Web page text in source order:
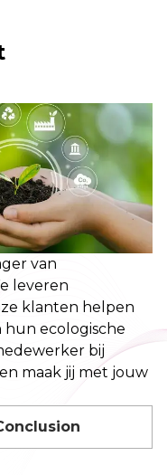
van
leveren
klanten helpen
ecologische
bij
maak jij met jouw